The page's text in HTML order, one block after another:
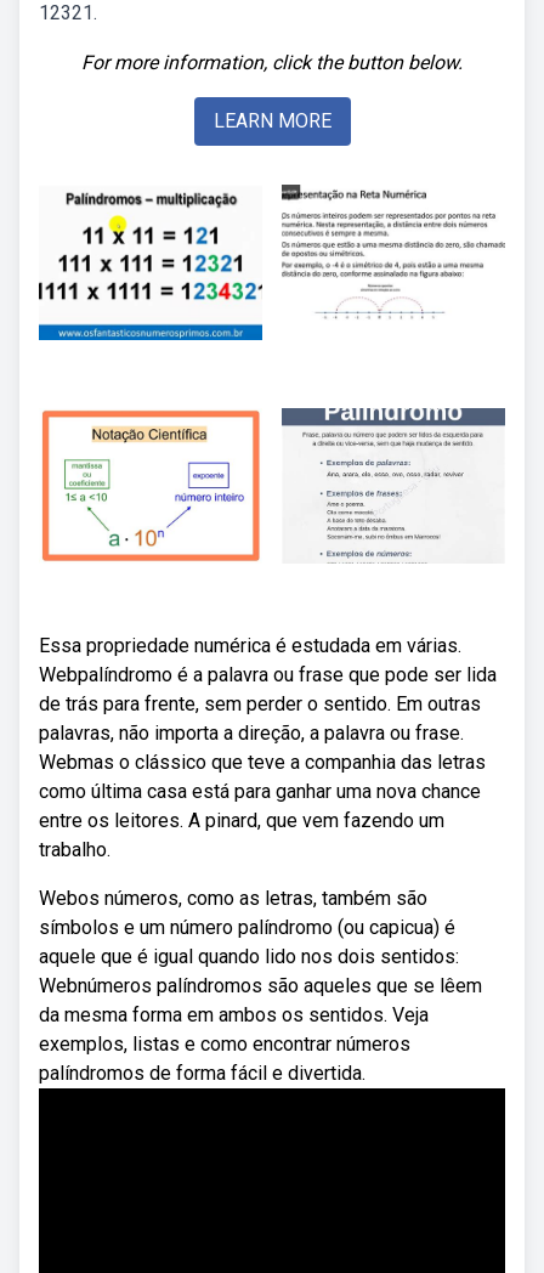
12321.
For more information, click the button below.
LEARN MORE
Essa propriedade numérica é estudada em várias.
Webpalíndromo é a palavra ou frase que pode ser lida
de trás para frente, sem perder o sentido. Em outras
palavras, não importa a direção, a palavra ou frase.
Webmas o clássico que teve a companhia das letras
como última casa está para ganhar uma nova chance
entre os leitores. A pinard, que vem fazendo um
trabalho.
Webos números, como as letras, também são
símbolos e um número palíndromo (ou capicua) é
aquele que é igual quando lido nos dois sentidos:
Webnúmeros palíndromos são aqueles que se lêem
da mesma forma em ambos os sentidos. Veja
exemplos, listas e como encontrar números
palíndromos de forma fácil e divertida.